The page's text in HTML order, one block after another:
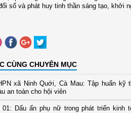
số và phát huy tinh thần sáng tạo, khởi
CÙNG CHUYÊN MỤC
xã Ninh Quới, Cà Mau: Tập huấn kỹ
an toàn cho hội viên
Dấu ấn phụ nữ trong phát triển kinh